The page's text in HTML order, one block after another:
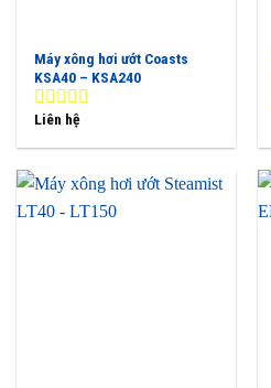
Máy xông hơi ướt Coasts
KSA40 – KSA240
0
5
Liên hệ